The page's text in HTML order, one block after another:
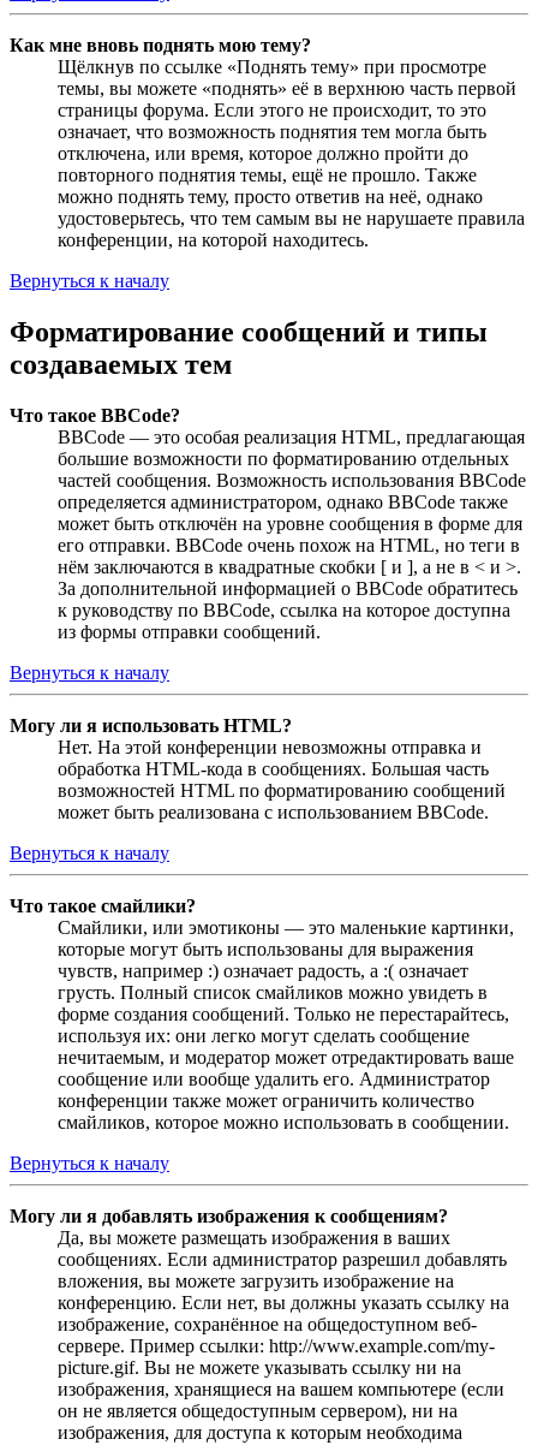
Как мне вновь поднять мою тему?
Щёлкнув по ссылке «Поднять тему» при просмотре
темы, вы можете «поднять» её в верхнюю часть первой
страницы форума. Если этого не происходит, то это
означает, что возможность поднятия тем могла быть
отключена, или время, которое должно пройти до
повторного поднятия темы, ещё не прошло. Также
можно поднять тему, просто ответив на неё, однако
удостоверьтесь, что тем самым вы не нарушаете правила
конференции, на которой находитесь.
Вернуться к началу
Форматирование сообщений и типы
создаваемых тем
Что такое BBCode?
BBCode — это особая реализация HTML, предлагающая
большие возможности по форматированию отдельных
частей сообщения. Возможность использования BBCode
определяется администратором, однако BBCode также
может быть отключён на уровне сообщения в форме для
его отправки. BBCode очень похож на HTML, но теги в
нём заключаются в квадратные скобки [ и ], а не в < и >.
За дополнительной информацией о BBCode обратитесь
к руководству по BBCode, ссылка на которое доступна
из формы отправки сообщений.
Вернуться к началу
Могу ли я использовать HTML?
Нет. На этой конференции невозможны отправка и
обработка HTML-кода в сообщениях. Большая часть
возможностей HTML по форматированию сообщений
может быть реализована с использованием BBCode.
Вернуться к началу
Что такое смайлики?
Смайлики, или эмотиконы — это маленькие картинки,
которые могут быть использованы для выражения
чувств, например :) означает радость, а :( означает
грусть. Полный список смайликов можно увидеть в
форме создания сообщений. Только не перестарайтесь,
используя их: они легко могут сделать сообщение
нечитаемым, и модератор может отредактировать ваше
сообщение или вообще удалить его. Администратор
конференции также может ограничить количество
смайликов, которое можно использовать в сообщении.
Вернуться к началу
Могу ли я добавлять изображения к сообщениям?
Да, вы можете размещать изображения в ваших
сообщениях. Если администратор разрешил добавлять
вложения, вы можете загрузить изображение на
конференцию. Если нет, вы должны указать ссылку на
изображение, сохранённое на общедоступном веб-
сервере. Пример ссылки: http://www.example.com/my-
picture.gif. Вы не можете указывать ссылку ни на
изображения, хранящиеся на вашем компьютере (если
он не является общедоступным сервером), ни на
изображения, для доступа к которым необходима